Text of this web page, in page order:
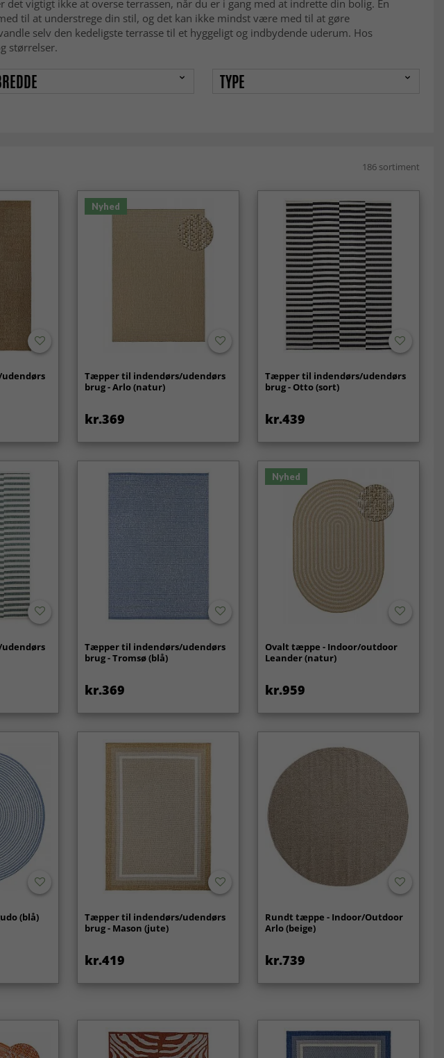
vigtigt ikke at overse terrassen, når du er i gang med at indrette din bolig. En
til at understrege din stil, og det kan ikke mindst være med til at gøre
selv den kedeligste terrasse til et hyggeligt og indbydende uderum. Hos
størrelser.
TYPE
186 sortiment
Nyhed
Tæpper til indendørs/udendørs
brug - Arlo (natur)
kr.369
Tæpper til indendørs/udendørs
brug - Otto (sort)
kr.439
Tæpper til indendørs/udendørs
brug - Tromsø (blå)
kr.369
Nyhed
Ovalt tæppe - Indoor/outdoor
Leander (natur)
kr.959
(blå)
Tæpper til indendørs/udendørs
brug - Mason (jute)
kr.419
Rundt tæppe - Indoor/Outdoor
Arlo (beige)
kr.739